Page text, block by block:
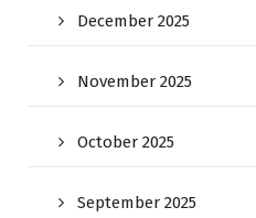
December 2025
November 2025
October 2025
September 2025